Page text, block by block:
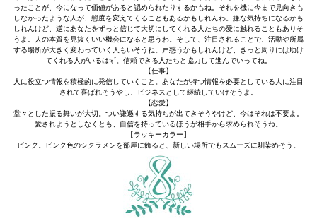
ったことが、今になって価値があると認められたりするかもね。それを機に今まで見向きも
しなかったような人が、態度を変えてくることもあるかもしれんわ。嫌な気持ちになるかも
しれんけど、逆にあなたをずっと信じて大切にしてくれる人たちの愛に触れることもありそ
うよ。人の本質を見抜くいい機会になると思うわ。そして、注目されることで、活動や所属
する場所が大きく変わっていく人もいそうね。戸惑うかもしれんけど、きっと周りには助け
てくれる人がいるはず。信頼できる人たちと協力して進んでいってね。
【仕事】
人に役立つ情報を積極的に発信していくこと。あなたが持つ情報を必要としている人に注目
されて喜ばれそうやし、ビジネスとして継続していけそうよ。
【恋愛】
堂々とした振る舞いが大切。つい謙遜する気持ちが出てきそうやけど、今はそれは不要よ。
愛されようとしなくとも、自信を持っているほうが相手から求められそうね。
【ラッキーカラー】
ピンク。ピンク色のシクラメンを部屋に飾ると、新しい場所でもスムーズに馴染めそう。